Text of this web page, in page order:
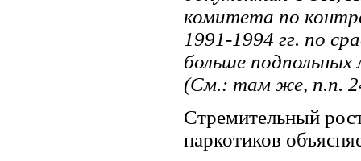
комитета по
1991-1994 гг. по
больше
(См.: там же, п.п.
Стремительный
наркотиков